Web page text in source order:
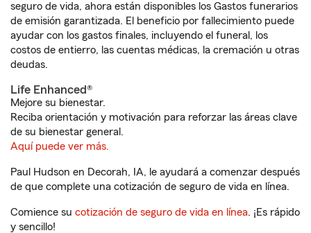
seguro de vida, ahora están disponibles los Gastos funerarios
de emisión garantizada. El beneficio por fallecimiento puede
ayudar con los gastos finales, incluyendo el funeral, los
costos de entierro, las cuentas médicas, la cremación u otras
deudas.
Life Enhanced®
Mejore su bienestar.
Reciba orientación y motivación para reforzar las áreas clave
de su bienestar general.
Aquí puede ver más.
Paul Hudson en Decorah, IA, le ayudará a comenzar después
de que complete una cotización de seguro de vida en línea.
Comience su cotización de seguro de vida en línea. ¡Es rápido
y sencillo!